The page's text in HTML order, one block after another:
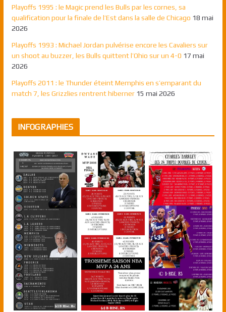
Playoffs 1995 : le Magic prend les Bulls par les cornes, sa
qualification pour la finale de l’Est dans la salle de Chicago 18 mai
2026
Playoffs 1993 : Michael Jordan pulvérise encore les Cavaliers sur
un shoot au buzzer, les Bulls quittent l’Ohio sur un 4-0 17 mai
2026
Playoffs 2011 : le Thunder éteint Memphis en s’emparant du
match 7, les Grizzlies rentrent hiberner 15 mai 2026
INFOGRAPHIES